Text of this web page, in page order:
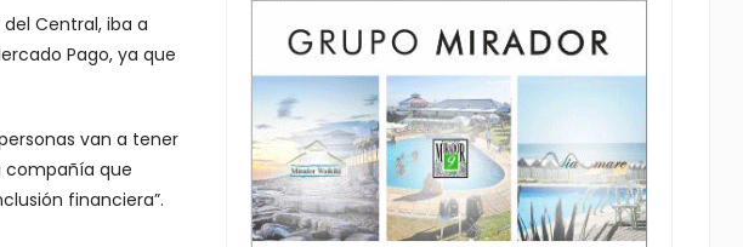
Central, iba a
Pago, ya que
van a tener
compañía que
financiera”.